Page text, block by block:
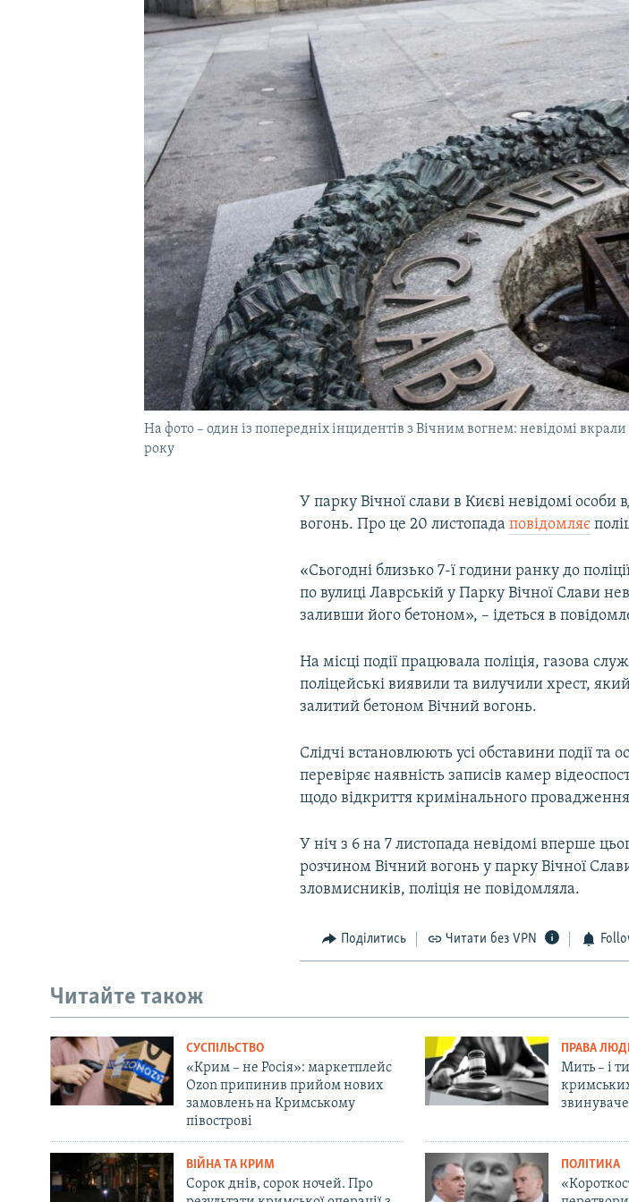
УКРАЇНСЬКА ПРОБЛЕМА КРИМУ
На фото – один із попередніх інцидентів з Вічним вогнем: невідомі
року
У парку Вічної слави в Києві невідомі
вогонь. Про це 20 листопадаповідомляє
«Сьогодні близько 7-ї години ранку до
по вулиці Лаврській у Парку Вічної Слави
заливши його бетоном», – ідеться в
На місці події працювала поліція, газова
поліцейські виявили та вилучили хрест,
залитий бетоном Вічний вогонь.
Слідчі встановлюють усі обставини події та
перевіряє наявність записів камер
щодо відкриття кримінального
У ніч з 6 на 7 листопада невідомі вперше
розчином Вічний вогонь у парку Вічної
зловмисників, поліція не повідомляла.
Поділитись Читати без VPN
Читайте також
СУСПІЛЬСТВО
«Крим – не Росія»: маркетплейс
Ozon припинив прийом нових
замовлень на Кримському
півострові
ПРАВА
Мить – і
ВІЙНА ТА КРИМ
Сорок днів, сорок ночей. Про
ПОЛІТИКА